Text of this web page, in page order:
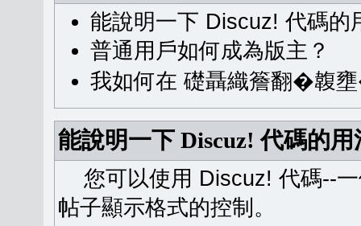
能說明一下 Discuz! 代碼的
普通用戶如何成為版主？
我如何在 礎聶織簷翻�䪖
能說明一下 Discuz! 代碼的用
您可以使用 Discuz! 代碼--一
帖子顯示格式的控制。